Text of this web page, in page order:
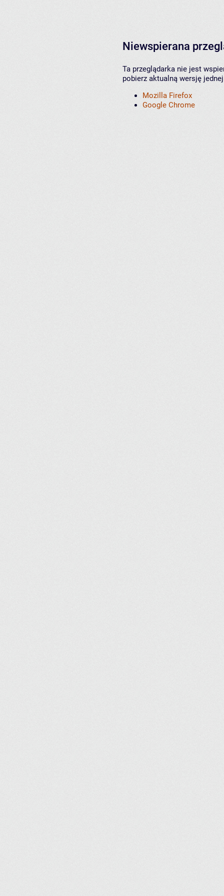
Niewspierana
Ta przeglądarka nie jest
pobierz aktualną wersję
Mozilla Firefox
Google Chrome